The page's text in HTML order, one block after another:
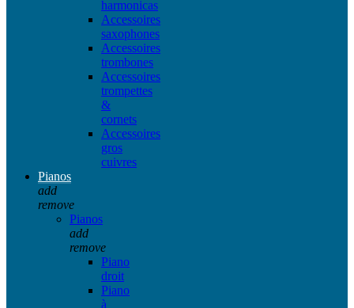
harmonicas
Accessoires
saxophones
Accessoires
trombones
Accessoires
trompettes
&
cornets
Accessoires
gros
cuivres
Pianos
add
remove
Pianos
add
remove
Piano
droit
Piano
à